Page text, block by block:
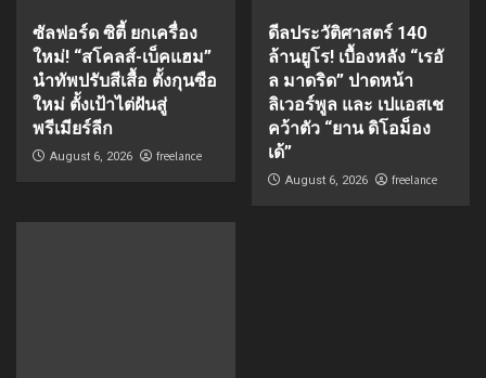
ซัลฟอร์ด ซิตี้ ยกเครื่อง
ใหม่! “สโคลส์-เบ็คแฮม”
นำทัพปรับสีเสื้อ ตั้งกุนซือ
ใหม่ ตั้งเป้าไต่ฝันสู่
พรีเมียร์ลีก
August 6, 2026 freelance
ดีลประวัติศาสตร์ 140
ล้านยูโร! เบื้องหลัง “เรอั
ล มาดริด” ปาดหน้า
ลิเวอร์พูล และ เปแอสเช
คว้าตัว “ยาน ดิโอม็อง
เด้”
August 6, 2026 freelance